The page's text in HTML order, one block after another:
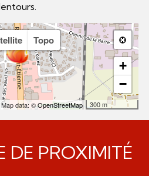
Topo
+
−
300 m
Map data: ©OpenStreetMap
DE PROXIMITÉ